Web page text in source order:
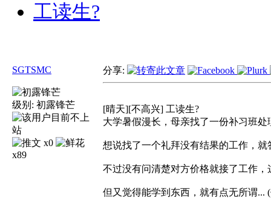
工读生?
SGTSMC
级别: 初露锋芒
x0
x89
分享:
[晴天][不高兴] 工读生?
大学暑假漫长，母亲找了一份补习班
想说找了一个礼拜没有结果的工作，就
不过没有问清楚对方价格就接了工作，
但又觉得能学到东西，就有点无所谓...